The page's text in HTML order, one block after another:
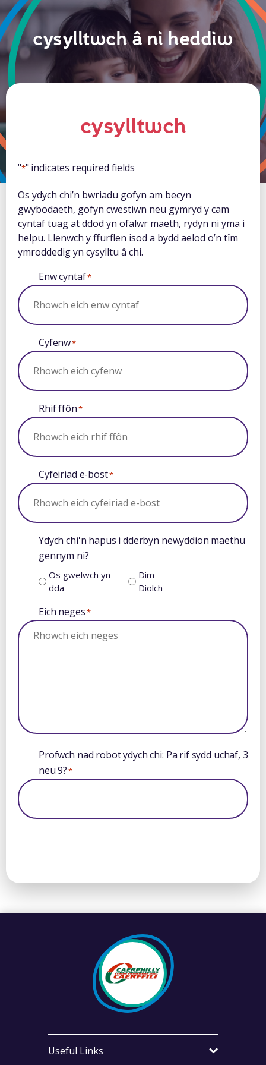
cysylltwch â ni heddiw
cysylltwch
"*" indicates required fields
Os ydych chi’n bwriadu gofyn am becyn
gwybodaeth, gofyn cwestiwn neu gymryd y cam
cyntaf tuag at ddod yn ofalwr maeth, rydyn ni yma i
helpu. Llenwch y ffurflen isod a bydd aelod o’n tîm
ymroddedig yn cysylltu â chi.
Enw cyntaf*
Cyfenw*
Rhif ffôn*
Cyfeiriad e-bost*
Ydych chi'n hapus i dderbyn newyddion maethu
gennym ni?
Os gwelwch yn
dda
Dim
Diolch
Eich neges*
Profwch nad robot ydych chi: Pa rif sydd uchaf, 3
neu 9?*
Useful Links